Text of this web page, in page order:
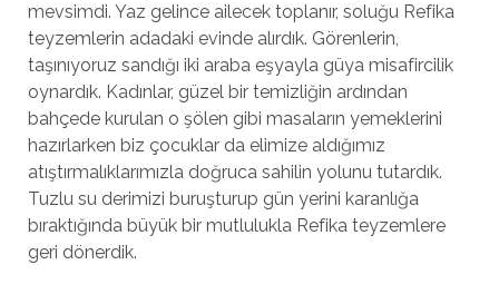
mevsimdi. Yaz gelince ailecek toplanır, soluğu Refika
teyzemlerin adadaki evinde alırdık. Görenlerin,
taşınıyoruz sandığı iki araba eşyayla güya misafircilik
oynardık. Kadınlar, güzel bir temizliğin ardından
bahçede kurulan o şölen gibi masaların yemeklerini
hazırlarken biz çocuklar da elimize aldığımız
atıştırmalıklarımızla doğruca sahilin yolunu tutardık.
Tuzlu su derimizi buruşturup gün yerini karanlığa
bıraktığında büyük bir mutlulukla Refika teyzemlere
geri dönerdik.